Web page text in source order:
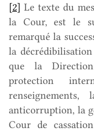
[2] Le texte du
la Cour, est le
remarqué la
la
que la
protection
anticorruption, la
Cour de